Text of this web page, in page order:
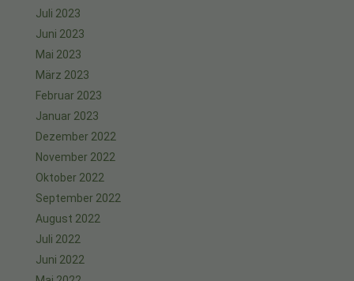
Juli 2023
Juni 2023
Mai 2023
März 2023
Februar 2023
Januar 2023
Dezember 2022
November 2022
Oktober 2022
September 2022
August 2022
Juli 2022
Juni 2022